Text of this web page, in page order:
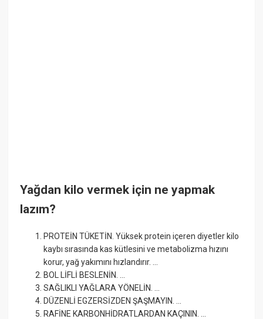
Yağdan kilo vermek için ne yapmak
lazım?
PROTEİN TÜKETİN. Yüksek protein içeren diyetler kilo
kaybı sırasında kas kütlesini ve metabolizma hızını
korur, yağ yakımını hızlandırır. ...
BOL LİFLİ BESLENİN. ...
SAĞLIKLI YAĞLARA YÖNELİN. ...
DÜZENLİ EGZERSİZDEN ŞAŞMAYIN. ...
RAFİNE KARBONHİDRATLARDAN KAÇININ. ...